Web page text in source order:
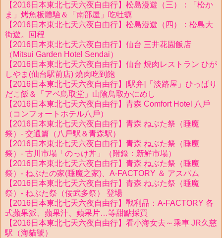
【2016日本東北七天六夜自由行】松島漫遊（三）：「松か
ま」烤魚板體驗＆「南部屋」吃牡蠣
【2016日本東北七天六夜自由行】松島漫遊（四）：松島大
街遊。回程
【2016日本東北七天六夜自由行】仙台 三井花園飯店
（Mitsui Garden Hotel Sendai）
【2016日本東北七天六夜自由行】仙台 焼肉レストラン ひが
しやま(仙台駅前店) 燒肉吃到飽
【2016日本東北七天六夜自由行】[駅弁]「淡路屋」ひっぱり
だこ飯＆「アベ鳥取堂」山陰鳥取かにめし
【2016日本東北七天六夜自由行】青森 Comfort Hotel 八戶
（コンフォートホテル八戶）
【2016日本東北七天六夜自由行】青森 ねぶた祭（睡魔
祭）- 交通篇（八戶駅＆青森駅）
【2016日本東北七天六夜自由行】青森 ねぶた祭（睡魔
祭）- 古川市場「のっけ丼」（附錄：新鮮市場）
【2016日本東北七天六夜自由行】青森 ねぶた祭（睡魔
祭）- ねぶたの家(睡魔之家)、A-FACTORY ＆ アスパム
【2016日本東北七天六夜自由行】青森 ねぶた祭（睡魔
祭）- ねぶた祭（佞武多祭） 登場
【2016日本東北七天六夜自由行】戰利品：A-FACTORY 各
式蘋果派、蘋果汁、蘋果片…等甜點採買
【2016日本東北七天六夜自由行】看小海女去～乘車 JR久慈
駅（海貓號）